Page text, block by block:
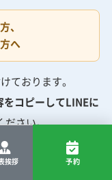
挨拶 予約
、
へ
ております。
をコピーしてLINEに
ださい。